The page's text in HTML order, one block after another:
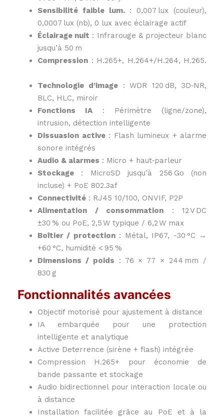
Sensibilité faible lum.: 0,007 lux (couleur),
0,0007 lux (nb), 0 lux avec éclairage actif
Éclairage nuit : Infrarouge & projecteur blanc
jusqu’à 50 m
Compression : H.265+, H.264+/H.264, H.265.
Technologie d’image: WDR 120 dB, 3D‑NR,
BLC, HLC, miroir
Fonctions IA : Périmètre (ligne/zone),
intrusion, détection intelligente
Dissuasion active: Flash lumineux + alarme
sonore intégrés
Audio & alarmes : Micro + haut‑parleur
Stockage : MicroSD jusqu’à 256 Go (non
incluse) + PoE 802.3af
Connectivité : RJ45 10/100, ONVIF, P2P
Alimentation / consommation : 12 V DC
±30 % ou PoE, 2,5 W typique / 6,2 W max
Boîtier / protection: Métal, IP67, -30 °C →
+60 °C, humidité < 95 %
Dimensions / poids : 76 × 77 × 244 mm /
830 g
Fonctionnalités avancées
Objectif motorisé pour ajustement à distance
IA embarquée pour une protection
intelligente et analytique
Active Deterrence (sirène + flash) intégrée
Compression H.265+ pour économie de
bande passante et stockage
Audio bidirectionnel pour interaction locale ou
à distance
Installation facilitée grâce au PoE et à la